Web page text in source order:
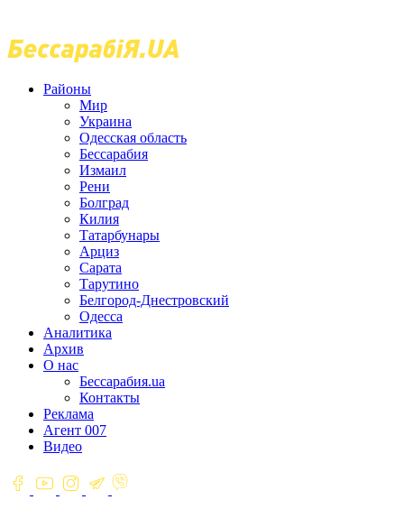
Районы
Мир
Украина
Одесская область
Бессарабия
Измаил
Рени
Болград
Килия
Татарбунары
Арциз
Сарата
Тарутино
Белгород-Днестровский
Одесса
Аналитика
Архив
О нас
Бессарабия.ua
Контакты
Реклама
Агент 007
Видео